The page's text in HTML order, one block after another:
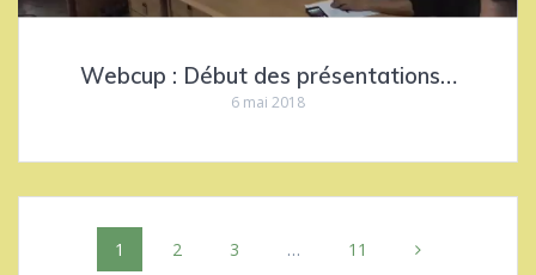
Webcup : Début des présentations…
6 mai 2018
Navigation
Page
1 Page
2 Page
3 … Page
11